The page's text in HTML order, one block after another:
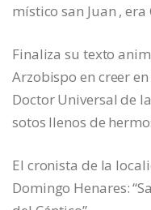
místico san Juan , era
Finaliza su texto
Arzobispo en creer
Doctor Universal de
sotos llenos de
El cronista de la
Domingo Henares: